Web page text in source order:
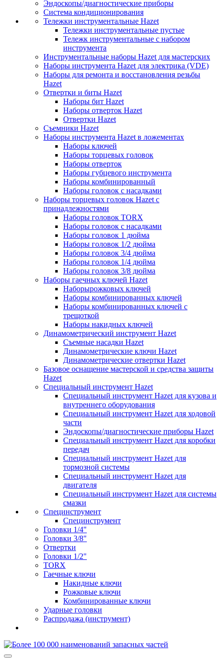
Эндоскопы/диагностические приборы
Система кондиционирования
Тележки инструментальные Hazet
Тележки инструментальные пустые
Тележк инструментальные с набором
инструмента
Инструментальные наборы Hazet для мастерских
Наборы инструмента Hazet для электрика (VDE)
Наборы для ремонта и восстановления резьбы
Hazet
Отвертки и биты Hazet
Наборы бит Hazet
Наборы отверток Hazet
Отвертки Hazet
Съемники Hazet
Наборы инструмента Hazet в ложементах
Наборы ключей
Наборы торцевых головок
Наборы отверток
Наборы губцевого инструмента
Наборы комбинированный
Наборы головок с насадками
Наборы торцевых головок Hazet с
принадлежностями
Наборы головок TORX
Наборы головок с насадками
Наборы головок 1 дюйма
Наборы головок 1/2 дюйма
Наборы головок 3/4 дюйма
Наборы головок 1/4 дюйма
Наборы головок 3/8 дюйма
Наборы гаечных ключей Hazet
Наборырожковых ключей
Наборы комбинированных ключей
Наборы комбинированных ключей с
трещоткой
Наборы накидных ключей
Динамометрический инструмент Hazet
Съемные насадки Hazet
Динамометрические ключи Hazet
Динамометрические отвертки Hazet
Базовое оснащение мастерской и средства защиты
Hazet
Специальный инструмент Hazet
Специальный инструмент Hazet для кузова и
внутреннего оборудования
Специальный инструмент Hazet для ходовой
части
Эндоскопы/диагностические приборы Hazet
Специальный инструмент Hazet для коробки
передач
Специальный инструмент Hazet для
тормозной системы
Специальный инструмент Hazet для
двигателя
Специальный инструмент Hazet для системы
смазки
Специнструмент
Специнструмент
Головки 1/4"
Головки 3/8"
Отвертки
Головки 1/2"
TORX
Гаечные ключи
Накидные ключи
Рожковые ключи
Комбинированные ключи
Ударные головки
Распродажа (инструмент)